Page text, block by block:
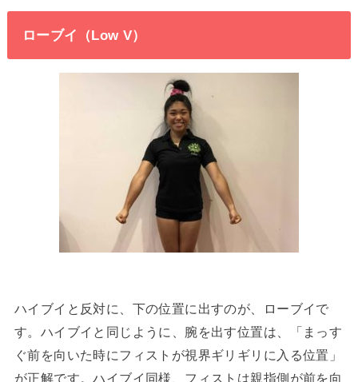
ローブイ（Low V）
ハイブイと反対に、下の位置に出すのが、ローブイで
す。ハイブイと同じように、腕を出す位置は、「まっす
ぐ前を向いた時にフィストが視界ギリギリに入る位置」
が正解です。ハイブイ同様、フィストは親指側が前を向